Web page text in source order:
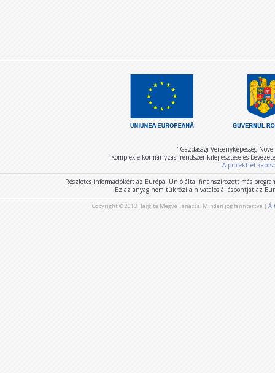
"Gazdasági Versenyképesség
"Komplex e-kormányzási rendszer kifejlesztése és
A projekttel
Részletes információkért az Európai Unió által finanszírozott más
Ez az anyag nem tükrözi a hivatalos álláspontját az
Copyright © 2013 Hargita Megye Tanácsa. Minden jog fenntartva |